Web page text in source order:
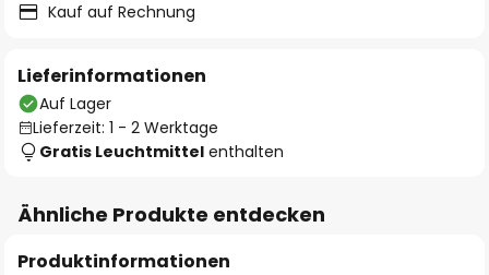
Kauf auf Rechnung
Lieferinformationen
Auf Lager
Lieferzeit: 1 - 2 Werktage
Gratis Leuchtmittel enthalten
Ähnliche Produkte entdecken
Produktinformationen